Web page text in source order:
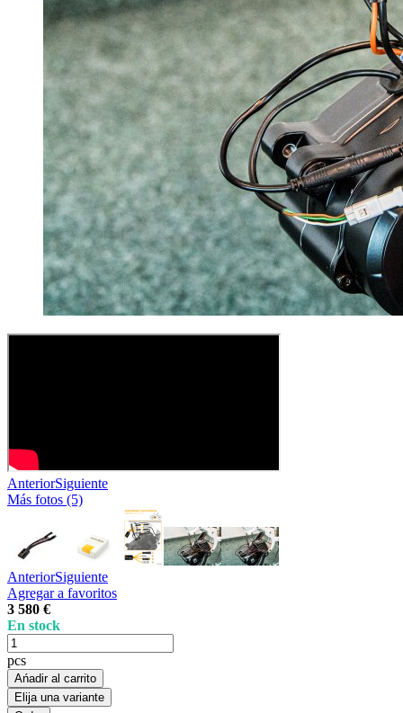
AnteriorSiguiente
Más fotos (5)
AnteriorSiguiente
Agregar a favoritos
3 580 €
En stock
pcs
Ańadir al carrito
Elija una variante